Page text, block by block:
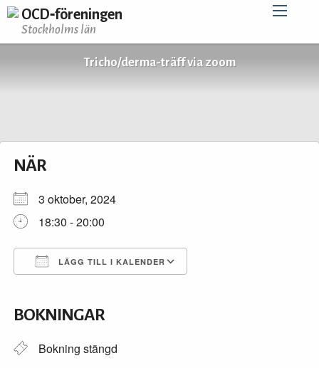
OCD‑föreningen
Stockholms län
Tricho/derma-träff via zoom
NÄR
3 oktober, 2024
18:30 - 20:00
LÄGG TILL I KALENDER
BOKNINGAR
Bokning stängd